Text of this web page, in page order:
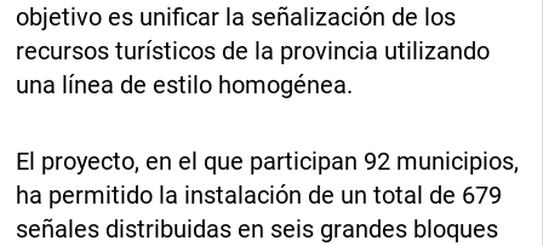
objetivo es unificar la señalización de los
recursos turísticos de la provincia utilizando
una línea de estilo homogénea.
El proyecto, en el que participan 92 municipios,
ha permitido la instalación de un total de 679
señales distribuidas en seis grandes bloques